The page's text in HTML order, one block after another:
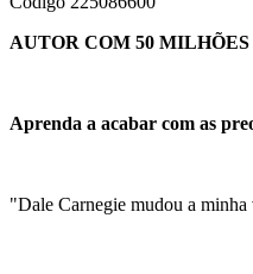
AUTOR COM 50
Aprenda a acabar com as
"Dale Carnegie mudou a minha